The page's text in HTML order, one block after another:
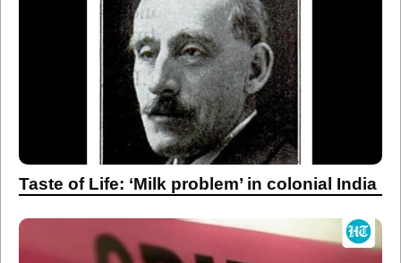
Taste of Life: ‘Milk problem’ in colonial India